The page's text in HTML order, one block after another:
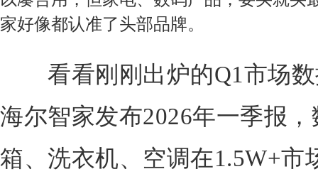
家好像都认准了头部品牌。
看看刚刚出炉的Q1市场数
海尔智家发布2026年一季报
箱、洗衣机、空调在1.5W+市